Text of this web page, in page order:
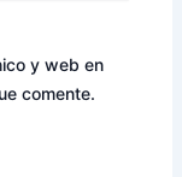
y web en
comente.